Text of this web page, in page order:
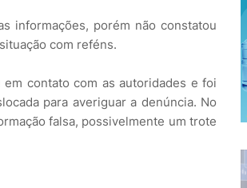
informações, porém não constatou
com reféns.
contato com as autoridades e foi
para averiguar a denúncia. No
falsa, possivelmente um trote